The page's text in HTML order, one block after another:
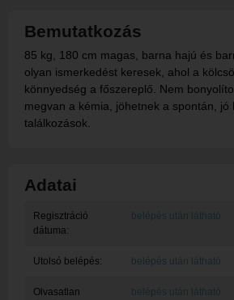
Bemutatkozás
85 kg, 180 cm magas, barna hajú és
olyan ismerkedést keresek, ahol a
könnyedség a főszereplő. Nem
megvan a kémia, jöhetnek a spontán, jó
találkozások.
Adatai
Regisztráció
dátuma:
belépés után látható
Utolsó belépés: belépés után látható
Olvasatlan
belépés után látható